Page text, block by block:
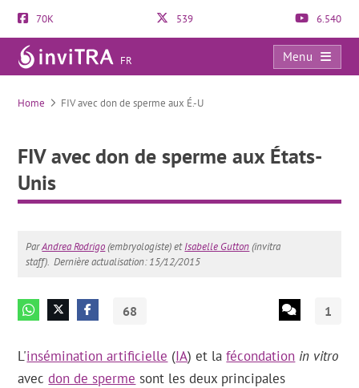
70K 539 6.540
FR
Menu
FIV avec don de sperme aux États-Unis
Home FIV avec don de sperme aux É.-U
FIV avec don de sperme aux États-
Unis
ParAndrea Rodrigo(embryologiste) etIsabelle Gutton(invitra
staff). Dernière actualisation: 15/12/2015
68 1
L'insémination artificielle (IA) et lafécondation in vitro
avecdon de sperme sont les deux principales